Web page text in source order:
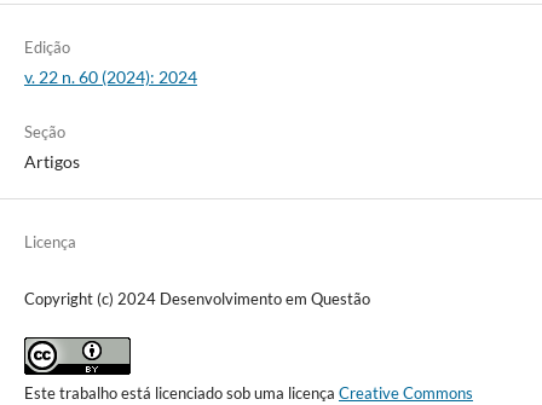
Edição
v. 22 n. 60 (2024): 2024
Seção
Artigos
Licença
Copyright (c) 2024 Desenvolvimento em Questão
Este trabalho está licenciado sob uma licença Creative Commons